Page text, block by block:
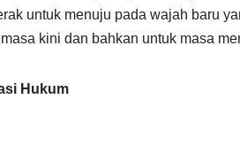
untuk menuju pada wajah baru
kini dan bahkan untuk masa
Hukum